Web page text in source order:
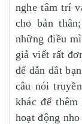
nghe tâm trí
cho bản
những điều
giả viết rất
để dẫn dắt
câu nói
khác để
hoạt động